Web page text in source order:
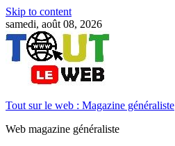
Skip to content
samedi, août 08, 2026
Tout sur le web : Magazine généraliste
Web magazine généraliste